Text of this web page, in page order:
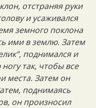
отстраняя руки
и усаживался
земного поклона
ими в землю. Затем
поднимался и
так, чтобы все
места. Затем он
поднимаясь
он произносил